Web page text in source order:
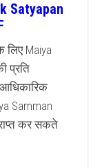
Satyapan
लिए Maiya
प्रति
Samman
कर सकते